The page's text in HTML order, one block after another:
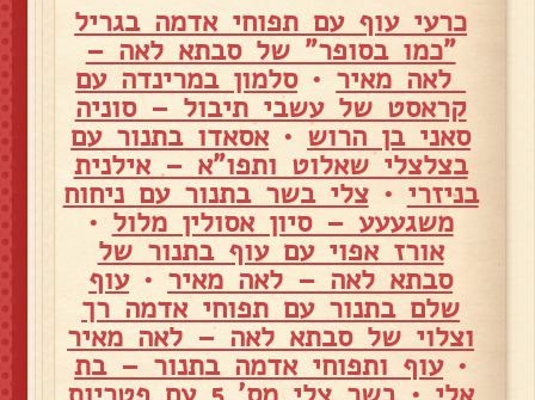
כרעי עוף עם תפוחי אדמה בגריל
"כמו בסופר" של סבתא לאה –
לאה מאיר •סלמון במרינדה עם
קראסט של עשבי תיבול – סוניה
סאני בן הרוש •אסאדו בתנור עם
בצלצלי שאלוט ותפו"א – אילנית
בניזרי •צלי בשר בתנור עם ניחוח
משגעעע – סיון אסולין מלול •
אורז אפוי עם עוף בתנור של
סבתא לאה – לאה מאיר •עוף
שלם בתנור עם תפוחי אדמה רך
וצלוי של סבתא לאה – לאה מאיר
•עוף ותפוחי אדמה בתנור – בת